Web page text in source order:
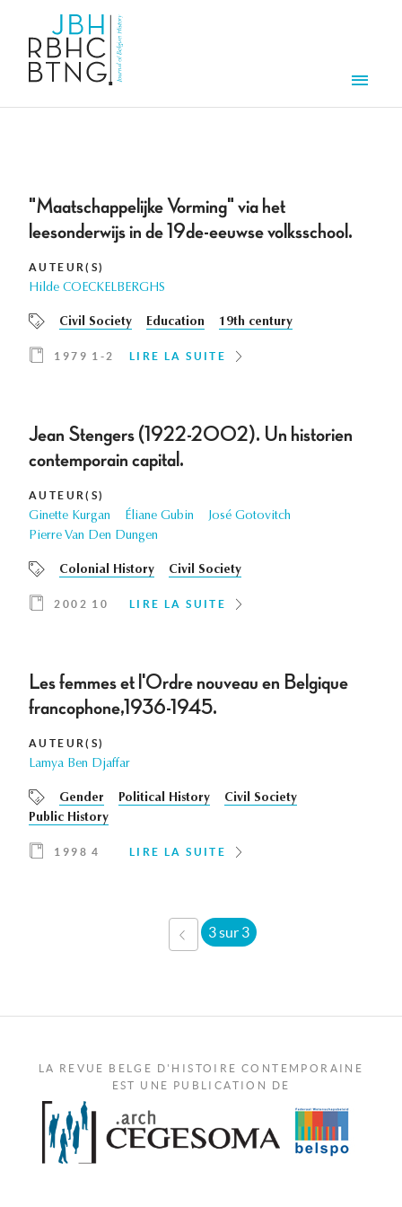
"Maatschappelijke Vorming" via het
leesonderwijs in de 19de-eeuwse volksschool.
AUTEUR(S)
Hilde COECKELBERGHS
Civil Society Education 19th century
1979 1-2 LIRE LA SUITE
Jean Stengers (1922-2002). Un historien
contemporain capital.
AUTEUR(S)
Ginette Kurgan Éliane Gubin
José Gotovitch
Pierre Van Den Dungen
Colonial History Civil Society
2002 10 LIRE LA SUITE
Les femmes et l'Ordre nouveau en Belgique
francophone,1936-1945.
AUTEUR(S)
Lamya Ben Djaffar
Gender Political History
Civil Society
Public History
1998 4 LIRE LA SUITE
‹ PRÉCÉDENT
3 sur 3
LA REVUE BELGE D'HISTOIRE CONTEMPORAINE
EST UNE PUBLICATION DE